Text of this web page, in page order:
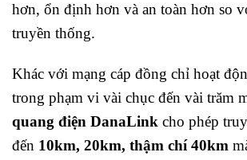
hơn, ổn định hơn và an toàn hơn so
truyền thống.
Khác với mạng cáp đồng chỉ hoạt
trong phạm vi vài chục đến vài trăm
quang điện DanaLink cho phép
đến 10km, 20km, thậm chí 40km